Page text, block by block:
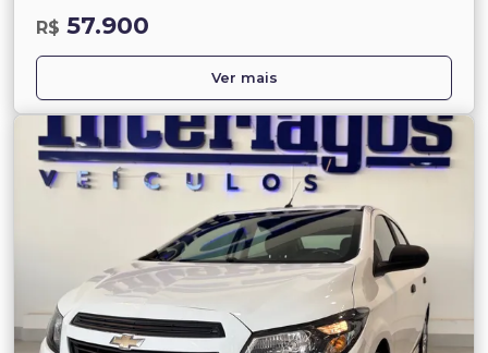
R$ 57.900
Ver mais